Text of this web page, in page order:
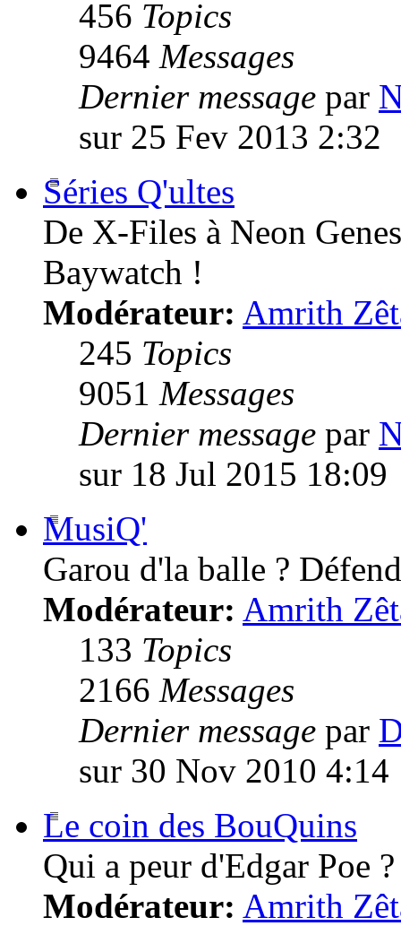
456 Topics
9464 Messages
Dernier message par
sur 25 Fev 2013 2:32
Séries Q'ultes
De X-Files à Neon
Baywatch !
Modérateur: Amrith
245 Topics
9051 Messages
Dernier message par
sur 18 Jul 2015 18:09
MusiQ'
Garou d'la balle ?
Modérateur: Amrith
133 Topics
2166 Messages
Dernier message par
sur 30 Nov 2010 4:14
Le coin des BouQuins
Qui a peur d'Edgar Poe ?
Modérateur: Amrith